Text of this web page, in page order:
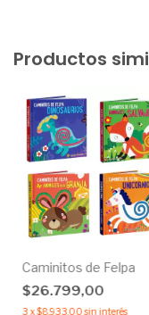
Productos
Caminitos de Felpa
$26.799,00
3 x$8.933,00 sin interés